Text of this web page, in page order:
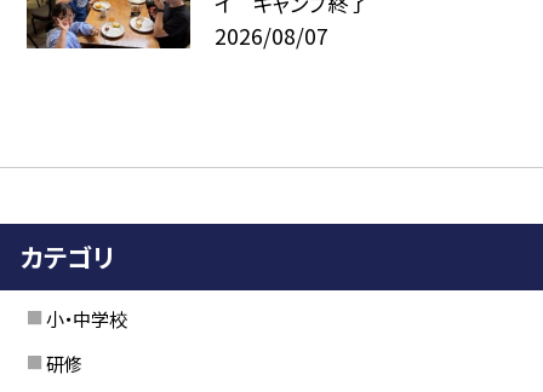
2026/08/07
カテゴリ
小・中学校
研修